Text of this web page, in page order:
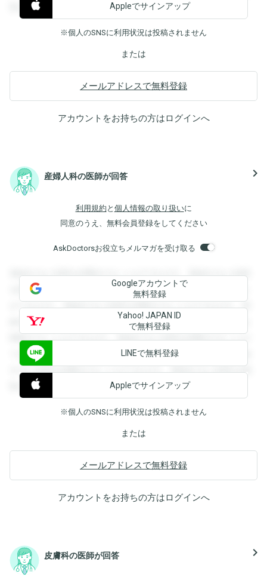
覧することができます。
Appleでサインアップ
※個人のSNSに利用状況は投稿されません
または
メールアドレスで無料登録
アカウントをお持ちの方はログインへ
産婦人科の医師が回答 navigate_next
利用規約 と 個人情報の取り扱いに
同意のうえ、無料会員登録をしてください
AskDoctorsお役立ちメルマガを受け取る
登録すると回答を閲覧することができます。登録すると回答
を閲覧することができます。登録すると回答を閲覧すること
ができます。登録すると回答を閲覧することができます。登
録すると回答を閲覧することができます。登録すると回答を
閲覧することができます。登録すると回答を閲覧することが
できます。登録すると回答を閲覧することができます。登録
すると回答を閲覧することができます。登録すると回答を閲
覧することができます。
Googleアカウントで
無料登録
Yahoo! JAPAN ID
で無料登録
LINEで無料登録
Appleでサインアップ
※個人のSNSに利用状況は投稿されません
または
メールアドレスで無料登録
アカウントをお持ちの方はログインへ
皮膚科の医師が回答 navigate_next